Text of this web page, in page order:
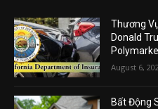
Thương
Donald
August 6,
Bất Động